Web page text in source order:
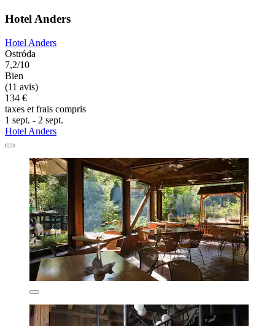
Hotel Anders
Hotel Anders
Ostróda
7,2/10
Bien
(11 avis)
134 €
taxes et frais compris
1 sept. - 2 sept.
Hotel Anders